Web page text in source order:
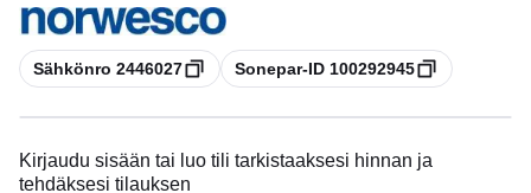
Kopioi
Sähkönro 2446027 Kopioi
Sonepar-ID 100292945
Kirjaudu sisään tai luo tili tarkistaaksesi hinnan ja
tehdäksesi tilauksen